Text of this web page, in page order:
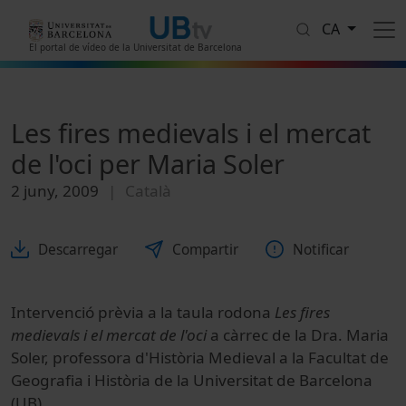
El portal de vídeo de la Universitat de Barcelona
CA
Les fires medievals i el mercat
de l'oci per Maria Soler
2 juny, 2009 Català
Descarregar Compartir Notificar
Intervenció prèvia a la taula rodona Les fires
medievals i el mercat de l'oci a càrrec de la Dra. Maria
Soler, professora d'Història Medieval a la Facultat de
Geografia i Història de la Universitat de Barcelona